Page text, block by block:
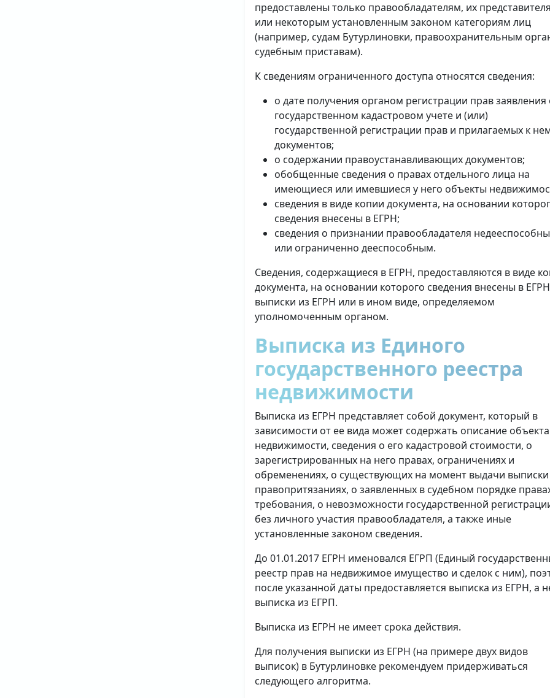
предоставлены только правообладателям, их
или некоторым установленным законом категориям лиц
(например, судам Бутурлиновки, правоохранительным
судебным приставам).
К сведениям ограниченного доступа относятся сведения:
о дате получения органом регистрации прав заявления
государственном кадастровом учете и (или)
государственной регистрации прав и прилагаемых к
документов;
о содержании правоустанавливающих документов;
обобщенные сведения о правах отдельного лица на
имеющиеся или имевшиеся у него объекты
сведения в виде копии документа, на основании
сведения внесены в ЕГРН;
сведения о признании правообладателя
или ограниченно дееспособным.
Сведения, содержащиеся в ЕГРН, предоставляются в виде
документа, на основании которого сведения внесены в
выписки из ЕГРН или в ином виде, определяемом
уполномоченным органом.
Выписка из Единого
государственного реестра
недвижимости
Выписка из ЕГРН представляет собой документ, который в
зависимости от ее вида может содержать описание объекта
недвижимости, сведения о его кадастровой стоимости, о
зарегистрированных на него правах, ограничениях и
обременениях, о существующих на момент выдачи выписки
правопритязаниях, о заявленных в судебном порядке
требования, о невозможности государственной
без личного участия правообладателя, а также иные
установленные законом сведения.
До 01.01.2017 ЕГРН именовался ЕГРП (Единый
реестр прав на недвижимое имущество и сделок с ним),
после указанной даты предоставляется выписка из ЕГРН, а
выписка из ЕГРП.
Выписка из ЕГРН не имеет срока действия.
Для получения выписки из ЕГРН (на примере двух видов
выписок) в Бутурлиновке рекомендуем придерживаться
следующего алгоритма.